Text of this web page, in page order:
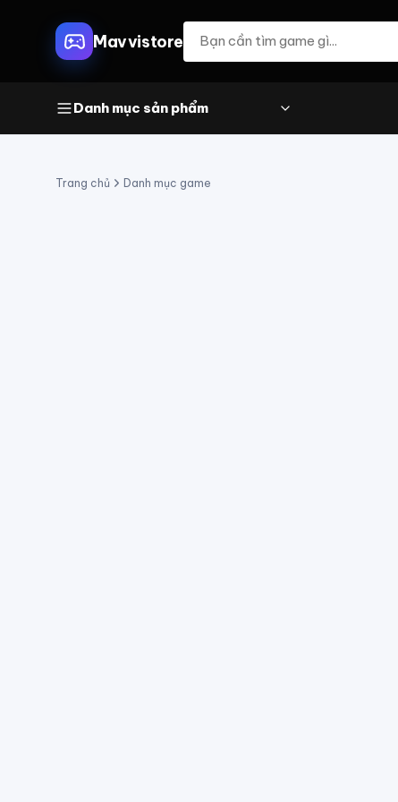
Mavvistore
Danh mục sản phẩm
Trang chủ Danh mục game